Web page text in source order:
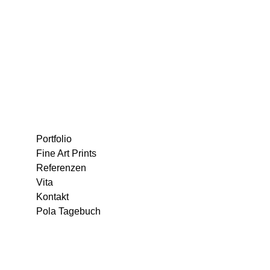
Portfolio
Fine Art Prints
Referenzen
Vita
Kontakt
Pola Tagebuch